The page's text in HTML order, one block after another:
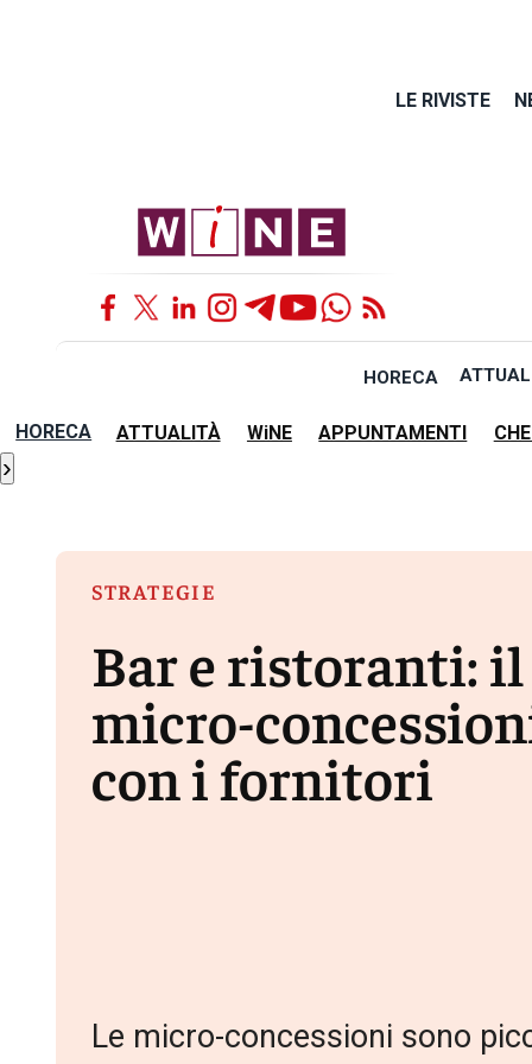
LE RIVISTE
HORECA
HORECA ATTUALITÀ WiNE APPUNTAMENTI
›
STRATEGIE
Bar e ristoranti:
micro-
con i fornitori
Le micro-concessioni sono